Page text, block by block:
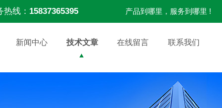
热线： 15837365395 产品到哪里，服务到哪里 !
新闻中心 技术文章 在线留言 联系我们